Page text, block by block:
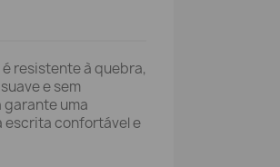
resistente à quebra,
e sem
uma
escrita confortável e